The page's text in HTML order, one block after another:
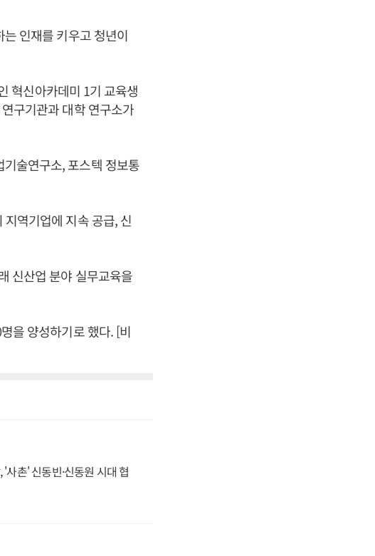
인재를 키우고 청년이
혁신아카데미 1기 교육생
구기관과 대학 연구소가
술연구소, 포스텍 정보통
역기업에 지속 공급, 신
신산업 분야 실무교육을
을 양성하기로 했다. [비
촌' 신동빈·신동원 시대 협